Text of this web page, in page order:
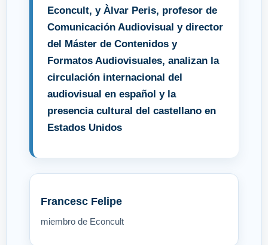
Econcult, y Àlvar Peris, profesor de
Comunicación Audiovisual y director
del Máster de Contenidos y
Formatos Audiovisuales, analizan la
circulación internacional del
audiovisual en español y la
presencia cultural del castellano en
Estados Unidos
Francesc Felipe
miembro de Econcult